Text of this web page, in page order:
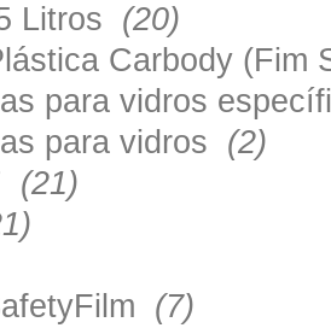
Litros (20)
Carbody
para vidros
para vidros (2)
(21)
(7)